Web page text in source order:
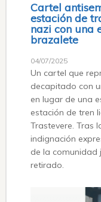
Cartel
estación de
nazi con una
brazalete
04/07/2025
Un cartel que
decapitado con
en lugar de una
estación de tren
Trastevere. Tras
indignación
de la comunidad
retirado.